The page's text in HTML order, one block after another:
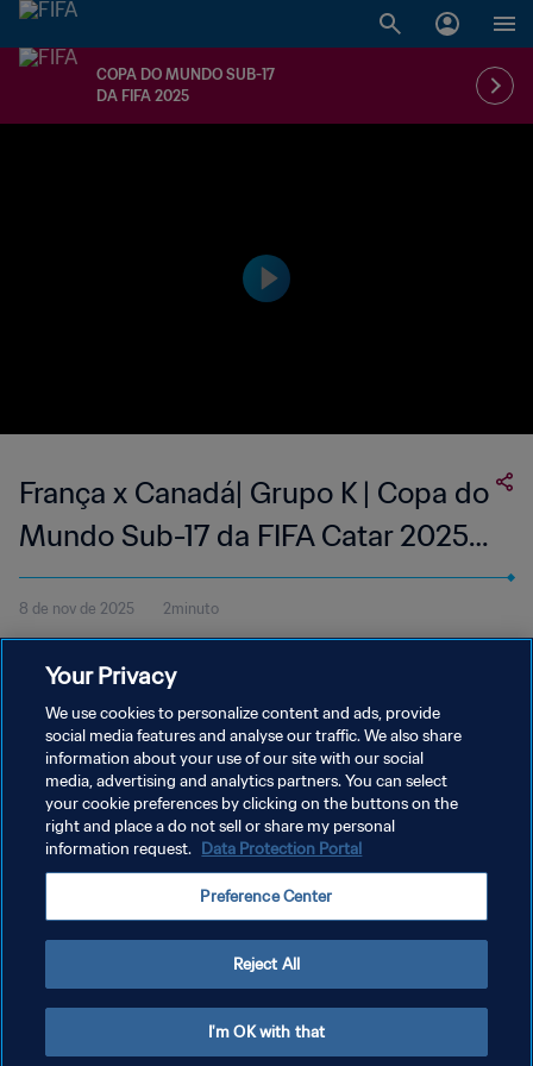
COPA DO MUNDO SUB-17
DA FIFA 2025
França x Canadá| Grupo K | Copa do
Mundo Sub-17 da FIFA Catar 2025™
| Melhores momentos
8 de nov de 2025 2minuto
disputado na Aspire Zone, em Doha, 8 de novembro, às 16h30
(horário local).
POLÍTICA DE PRIVACIDADE
ADMINISTRAR AS PREFERÊNCIAS DE COOKIES
Copyright © 1994-2026 FIFA. Todos os direitos reservados.
Your Privacy
We use cookies to personalize content and ads, provide
social media features and analyse our traffic. We also share
information about your use of our site with our social
media, advertising and analytics partners. You can select
your cookie preferences by clicking on the buttons on the
right and place a do not sell or share my personal
information request. Data Protection Portal
Preference Center
Reject All
I'm OK with that